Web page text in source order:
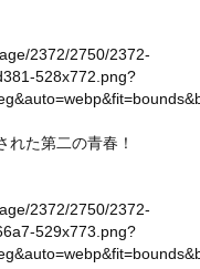
2372/2750/2372-
528x772.png?
れた第二の青春！
2372/2750/2372-
529x773.png?